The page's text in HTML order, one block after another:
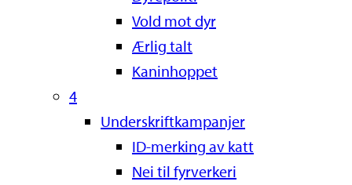
Vold mot dyr
Ærlig talt
Kaninhoppet
4
Underskriftkampanjer
ID-merking av katt
Nei til fyrverkeri